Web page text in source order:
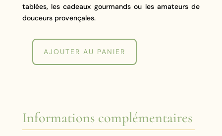
tablées, les cadeaux gourmands ou les amateurs de
douceurs provençales.
quantité
850g
AJOUTER AU PANIER
Informations complémentaires